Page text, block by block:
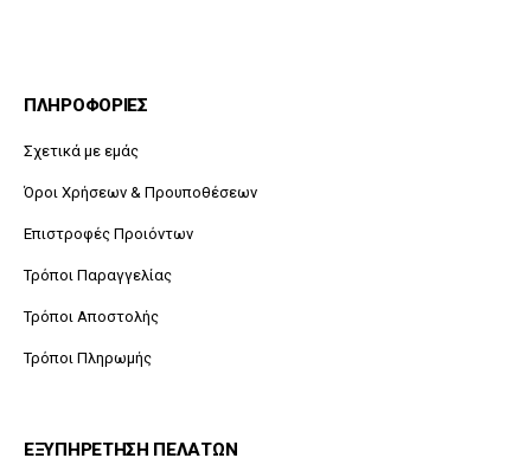
ΠΛΗΡΟΦΟΡΙΕΣ
Σχετικά με εμάς
Όροι Χρήσεων & Προυποθέσεων
Επιστροφές Προιόντων
Τρόποι Παραγγελίας
Τρόποι Αποστολής
Τρόποι Πληρωμής
ΕΞΥΠΗΡΕΤΗΣΗ ΠΕΛΑΤΩΝ